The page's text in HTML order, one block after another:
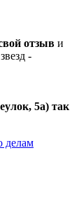
отзыв и
-
5а) так
делам